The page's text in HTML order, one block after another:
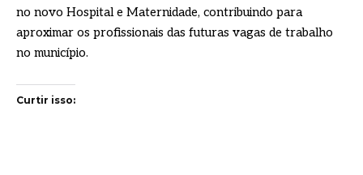
no novo Hospital e Maternidade, contribuindo para
aproximar os profissionais das futuras vagas de trabalho
no município.
Curtir isso: